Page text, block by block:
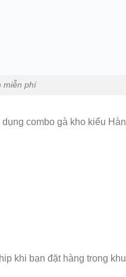
miễn phí
combo gà kho kiểu
khi bạn đặt hàng trong